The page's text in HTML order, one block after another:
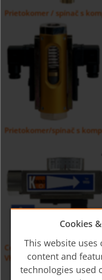
Prietokomer / spínač s
Prietokomer/spínač s
Celokovový prietokomer/
VKM
Cookies
This website
content and
technologies used